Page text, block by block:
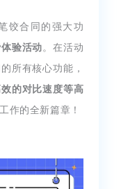
饺合同的强大功
验活动。在活动
所有核心功能，
的对比速度等高
作的全新篇章！